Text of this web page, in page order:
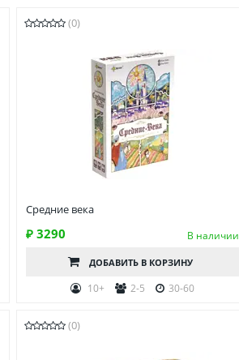
(0)
Средние века
₽ 3290 В наличии
ДОБАВИТЬ В КОРЗИНУ
10+ 2-5 30-60
(0)